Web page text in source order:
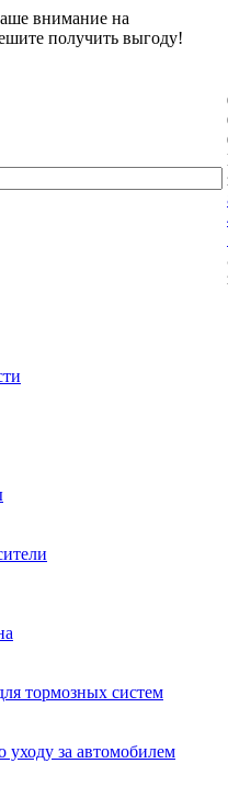
внимание на
получить выгоду!
тормозных систем
уходу за автомобилем